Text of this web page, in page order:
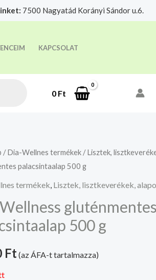
7500 Nagyatád Korányi Sándor u.6.
KAPCSOLAT
0 Ft
/Dia-Wellnes termékek /Lisztek,
palacsintaalap 500 g
termékek Lisztek, lisztkeverékek,
gluténmentes
500 g
Ft (az ÁFA-t tartalmazza)
tekintettel a feloldási időre.